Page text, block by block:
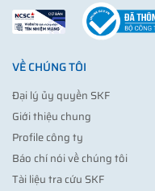
VỀ CHÚNG TÔI
Đại lý ủy quyền SKF
Giới thiệu chung
Profile công ty
Báo chí nói về chúng tôi
Tài liệu tra cứu SKF